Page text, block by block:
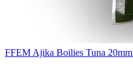
FFEM Ajika Boilies Tuna 20mm